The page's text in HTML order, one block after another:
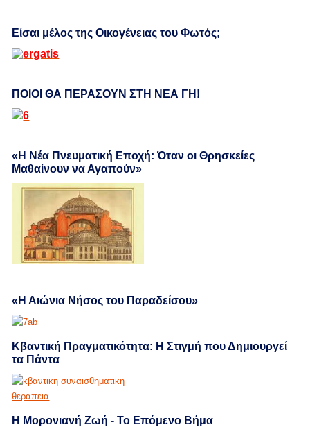
Είσαι μέλος της Οικογένειας του Φωτός;
ΠΟΙΟΙ ΘΑ ΠΕΡΑΣΟΥΝ ΣΤΗ ΝΕΑ ΓΗ!
«Η Νέα Πνευματική Εποχή: Όταν οι Θρησκείες
Μαθαίνουν να Αγαπούν»
«Η Αιώνια Νήσος του Παραδείσου»
Κβαντική Πραγματικότητα: Η Στιγμή που Δημιουργεί
τα Πάντα
Η Μορονιανή Ζωή - Το Επόμενο Βήμα